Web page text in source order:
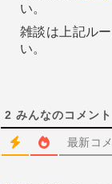
い。
雑談は上記ル
い。
2 みんなのコメント
最新コ